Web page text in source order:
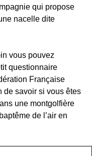
qui propose
nacelle dite
vous pouvez
questionnaire
Française
de savoir si vous êtes
une montgolfière
de l’air en